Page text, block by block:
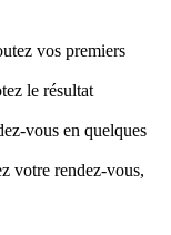
vos premiers
le résultat
vous en quelques
votre rendez-vous,